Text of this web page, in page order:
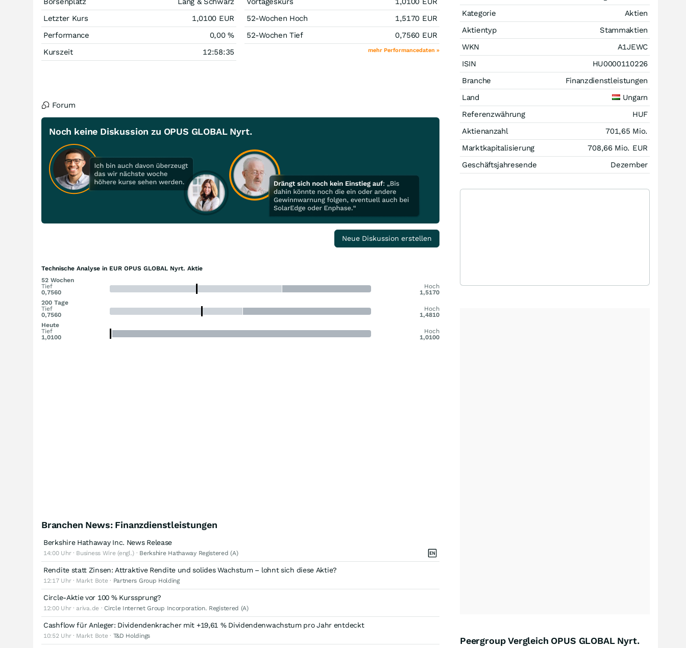
Letzter Kurs
1,0100 EUR
Performance
0,00%
Kurszeit
12:58:35
52-Wochen Hoch
1,5170 EUR
52-Wochen Tief
0,7560 EUR
mehr Performancedaten »
Forum
Noch keine Diskussion zu OPUS GLOBAL Nyrt.
Neue Diskussion erstellen
Technische Analyse in EUR OPUS GLOBAL Nyrt. Aktie
52 Wochen
Tief
0,7560
Hoch
1,5170
200 Tage
Tief
0,7560
Hoch
1,4810
Heute
Tief
1,0100
Hoch
1,0100
Branchen News: Finanzdienstleistungen
Berkshire Hathaway Inc. News Release
14:00 Uhr · Business Wire (engl.) · Berkshire Hathaway Registered (A)
Rendite statt Zinsen: Attraktive Rendite und solides Wachstum – lohnt sich diese Aktie?
12:17 Uhr · Markt Bote · Partners Group Holding
Circle-Aktie vor 100 % Kurssprung?
12:00 Uhr · ariva.de ·Circle Internet Group Incorporation. Registered (A)
Cashflow für Anleger: Dividendenkracher mit +19,61 % Dividendenwachstum pro Jahr entdeckt
10:52 Uhr · Markt Bote · T&D Holdings
Kategorie
Aktien
Aktientyp
Stammaktien
WKN
A1JEWC
ISIN
HU0000110226
Branche
Finanzdienstleistungen
Land
Ungarn
Referenzwährung
HUF
Aktienanzahl
701,65 Mio.
Marktkapitalisierung
708,66 Mio. EUR
Geschäftsjahresende
Dezember
Peergroup Vergleich OPUS GLOBAL Nyrt.